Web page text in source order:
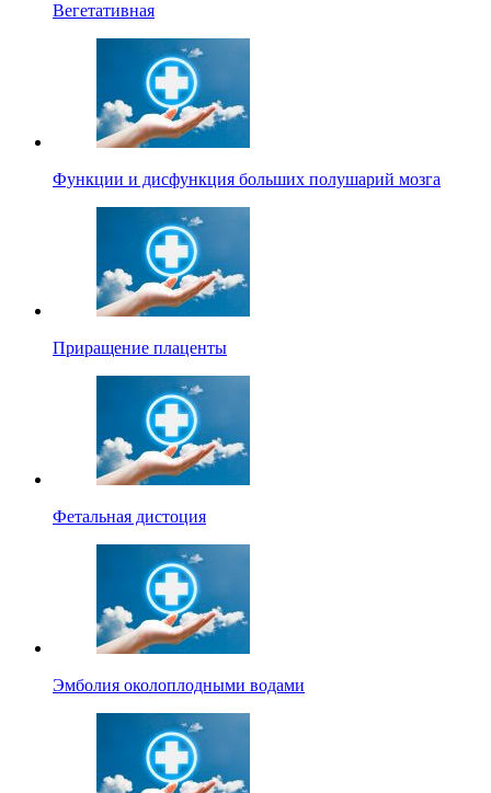
Вегетативная
Функции и дисфункция больших полушарий мозга
Приращение плаценты
Фетальная дистоция
Эмболия околоплодными водами